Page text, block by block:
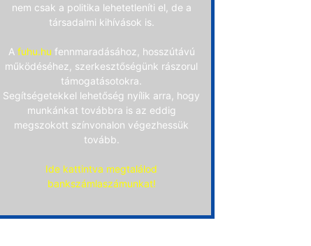
nem csak a politika lehetetleníti el, de a
társadalmi kihívások is.
A fuhu.hu fennmaradásához, hosszútávú
működéséhez, szerkesztőségünk rászorul
támogatásotokra.
Segítségetekkel lehetőség nyílik arra, hogy
munkánkat továbbra is az eddig
megszokott színvonalon végezhessük
tovább.
Ide kattintva megtalálod
bankszámlaszámunkat!